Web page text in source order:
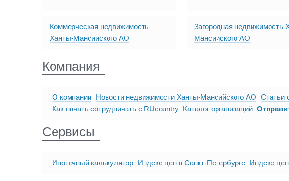
Коммерческая недвижимость
Ханты-Мансийского АО
Загородная недвижимость
Мансийского АО
Компания
О компании Новости недвижимости Ханты-Мансийского АО Статьи
Как начать сотрудничать с RUcountry Каталог организаций
Сервисы
Ипотечный калькулятор Индекс цен в Санкт-Петербурге Индекс